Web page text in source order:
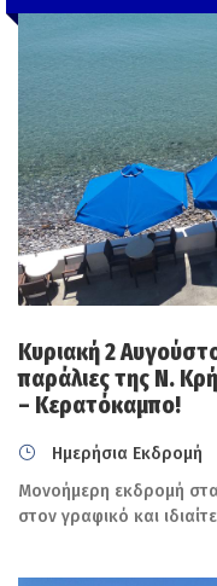
Κυριακή 2
παράλιες της Ν.
– Κερατόκαμπο!
Ημερήσια Εκδρομή
Μονοήμερη εκδρομή
στον γραφικό και